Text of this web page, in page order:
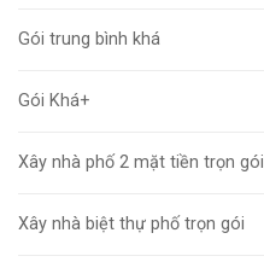
Gói trung bình khá
Gói Khá+
Xây nhà phố 2 mặt tiền trọn gói
Xây nhà biệt thự phố trọn gói